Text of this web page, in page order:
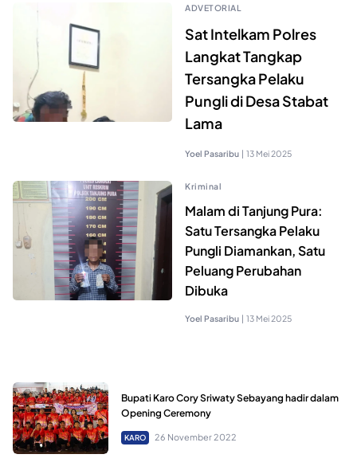
ADVETORIAL
Sat Intelkam Polres
Langkat Tangkap
Tersangka Pelaku
Pungli di Desa Stabat
Lama
Yoel Pasaribu | 13 Mei 2025
Kriminal
Malam di Tanjung Pura:
Satu Tersangka Pelaku
Pungli Diamankan, Satu
Peluang Perubahan
Dibuka
Yoel Pasaribu | 13 Mei 2025
Bupati Karo Cory Sriwaty Sebayang hadir dalam
Opening Ceremony
KARO 26 November 2022